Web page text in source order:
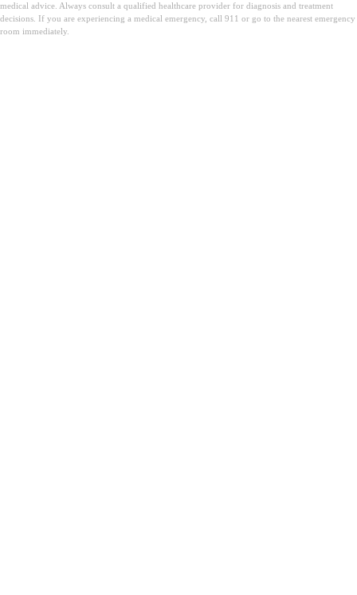
medical advice. Always consult a qualified healthcare provider for diagnosis and treatment
decisions. If you are experiencing a medical emergency, call 911 or go to the nearest emergency
room immediately.